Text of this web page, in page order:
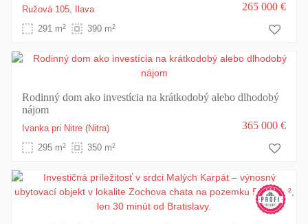
Ružová 105,
Ilava
291 m2 390 m2
265 000 €
Rodinný dom ako investícia na krátkodobý alebo dlhodobý
nájom
Ivanka pri Nitre (Nitra)
295 m2 350 m2
365 000 €